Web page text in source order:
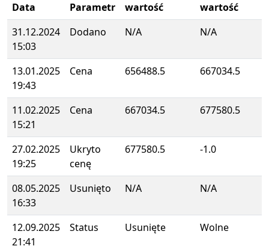
Data Parametr
wartość
wartość
31.12.2024
15:03
Dodano N/A N/A
13.01.2025
19:43
Cena 656488.5 667034.5
11.02.2025
15:21
Cena 667034.5 677580.5
27.02.2025
19:25
Ukryto
cenę
677580.5 -1.0
08.05.2025
16:33
Usunięto N/A N/A
12.09.2025
21:41
Status Usunięte Wolne